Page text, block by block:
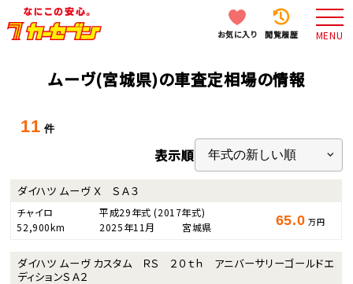
お気に入り 閲覧履歴 MENU
ムーヴ(宮城県)の車査定相場の情報
11 件
表示順
ダイハツ ムーヴ Ｘ ＳＡ３
チャイロ 平成29年式(2017年式)
52,900km
2025年11月 宮城県 65.0 万円
ダイハツ ムーヴ カスタム ＲＳ ２０ｔｈ アニバーサリーゴールドエ
ディションＳＡ２